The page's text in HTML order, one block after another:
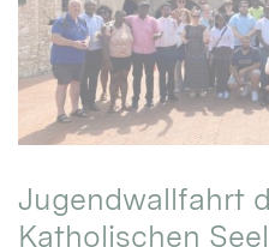
Jugendwallfahrt
Katholischen